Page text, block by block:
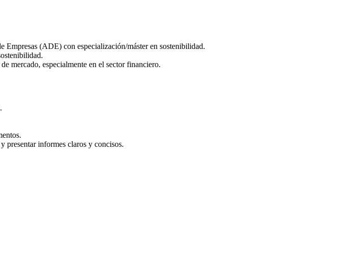
(ADE) con especialización/máster en sostenibilidad.
mercado, especialmente en el sector financiero.
presentar informes claros y concisos.